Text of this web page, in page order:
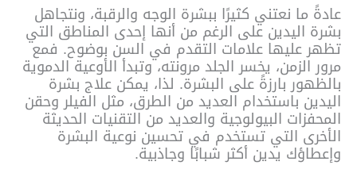
عادةً ما نعتني كثيرًا ببشرة الوجه والرقبة، ونتجاهل
بشرة اليدين على الرغم من أنها إحدى المناطق التي
تظهر عليها علامات التقدم في السن بوضوح. فمع
مرور الزمن، يخسر الجلد مرونته، وتبدأ الأوعية الدموية
بالظهور بارزةً على البشرة. لذا، يمكن علاج بشرة
اليدين باستخدام العديد من الطرق، مثل الفيلر وحقن
المحفزات البيولوجية والعديد من التقنيات الحديثة
الأخرى التي تستخدم في تحسين نوعية البشرة
وإعطاؤك يدين أكثر شبابًا وجاذبية.